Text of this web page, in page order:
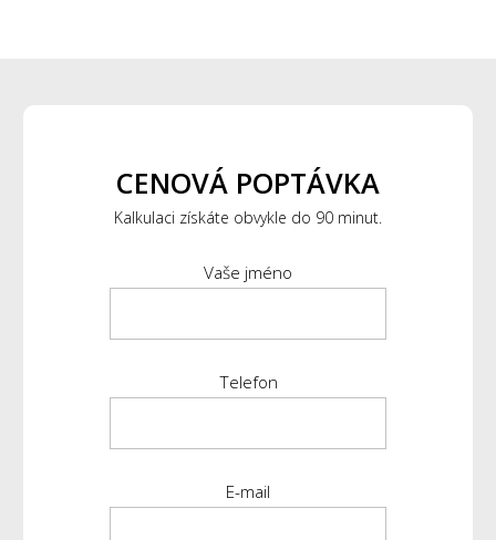
CENOVÁ POPTÁVKA
Kalkulaci získáte obvykle do 90 minut.
Vaše jméno
Telefon
E-mail